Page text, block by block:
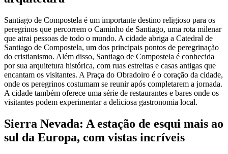
Santiago de Compostela é um importante destino religioso para os
peregrinos que percorrem o Caminho de Santiago, uma rota milenar
que atrai pessoas de todo o mundo. A cidade abriga a Catedral de
Santiago de Compostela, um dos principais pontos de peregrinação
do cristianismo. Além disso, Santiago de Compostela é conhecida
por sua arquitetura histórica, com ruas estreitas e casas antigas que
encantam os visitantes. A Praça do Obradoiro é o coração da cidade,
onde os peregrinos costumam se reunir após completarem a jornada.
A cidade também oferece uma série de restaurantes e bares onde os
visitantes podem experimentar a deliciosa gastronomia local.
Sierra Nevada: A estação de esqui mais ao
sul da Europa, com vistas incríveis